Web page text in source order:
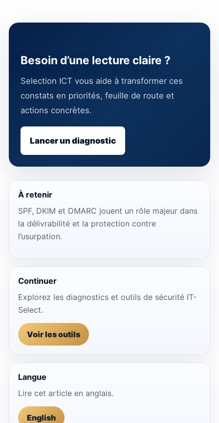
Besoin d’une lecture claire ?
Selection ICT vous aide à transformer ces
constats en priorités, feuille de route et
actions concrètes.
Lancer un diagnostic
À retenir
SPF, DKIM et DMARC jouent un rôle majeur dans
la délivrabilité et la protection contre
l’usurpation.
Continuer
Explorez les diagnostics et outils de sécurité IT-
Select.
Voir les outils
Langue
Lire cet article en anglais.
English